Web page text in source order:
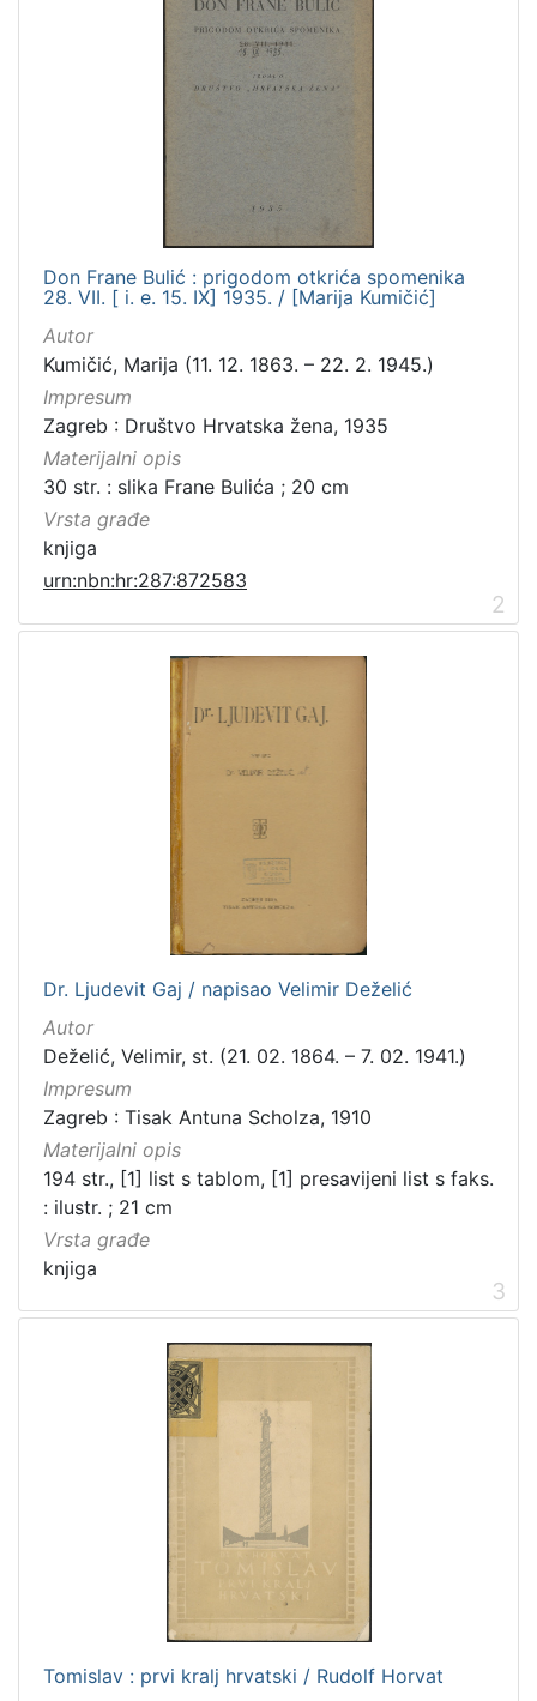
Don Frane Bulić : prigodom otkrića spomenika
28. VII. [ i. e. 15. IX] 1935. / [Marija Kumičić]
Autor
Kumičić, Marija (11. 12. 1863. – 22. 2. 1945.)
Impresum
Zagreb : Društvo Hrvatska žena, 1935
Materijalni opis
30 str. : slika Frane Bulića ; 20 cm
Vrsta građe
knjiga
urn:nbn:hr:287:872583
2
Dr. Ljudevit Gaj / napisao Velimir Deželić
Autor
Deželić, Velimir, st. (21. 02. 1864. – 7. 02. 1941.)
Impresum
Zagreb : Tisak Antuna Scholza, 1910
Materijalni opis
194 str., [1] list s tablom, [1] presavijeni list s faks.
: ilustr. ; 21 cm
Vrsta građe
knjiga
3
Tomislav : prvi kralj hrvatski / Rudolf Horvat